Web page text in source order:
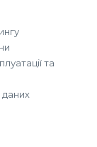
та
даних